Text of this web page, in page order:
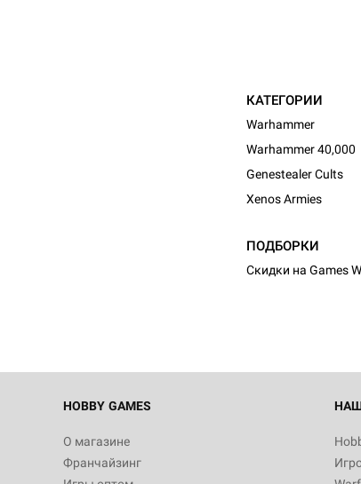
КАТЕГОРИИ
Warhammer
Warhammer 40,000
Genestealer Cults
Xenos Armies
ПОДБОРКИ
Скидки на Games
HOBBY GAMES
О магазине
Франчайзинг
Настольная игра Hobby World Журнал
"Мир фантастики. Спецвыпуск: Братья
империи: Боевая тревога
799
Настольная игра Hobby World Сумерки